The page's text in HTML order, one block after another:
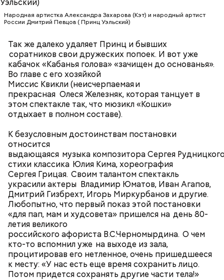
Народная артистка Александра Захарова (Кэт) и народный артист
России Дмитрий Певцов ( Принц Уэльский)
Так же далеко удаляет Принц и бывших
соратников свои дружеских попоек. И вот уже
кабачок «Кабанья голова» «зачищен до основанья».
Во главе с его хозяйкой
Миссис Квикли (неисчерпаемая и
прекрасная Олеся Железняк, которая танцует в
этом спектакле так, что мюзикл «Кошки»
отдыхает в полном составе).
К безусловным достоинствам постановки
относится
выдающаяся музыка композитора Сергея
стихи классика Юлия Кима, хореография
Сергея Грицая. Своим талантом спектакль
украсили актеры Владимир Юматов, Иван Агапов,
Дмитрий Гизбрехт, Игорь Миркурбанов и другие.
Любопытно, что первый показ этой постановки
«для пап, мам и худсовета» пришелся на день 80-
летия великого
российского афориста В.С.Черномырдина. О чем
кто-то вспомнил уже на выходе из зала,
процитировав его нетленное, очень пришедшееся
к месту: «У нас есть еще время сохранить лицо.
Потом придется сохранять другие части тела!»
В этой удивительно красивой приключенческой
сказке Рона Ховарда Килмер исполнил роль
мошенника, но при этом искусного и доблестного
воина Мадмартигана, который помогает главному
герою доставить чудесную девочку Элору к
родителям. Снятый задолго до «Властелина колец»
и совершенных компьютерных технологий,
сегодня «Уиллоу» все так же вызывает интерес и
поражает воображение. Удивительно, но в 1988
году главной «приманкой» для зрителей был не
фэнтезийный сюжет, а именно 29-летний Килмер,
незадолго до этого сыгравший в мегауспешном
фильме «Лучший стрелок». На съемках актер
познакомился со своей будущей женой Джоан
Уэйли.
Джек Эндрюс, «Убей меня снова» (Kill
Cosmic Girl (из альбома "Travelling Without
Moving", 1996)